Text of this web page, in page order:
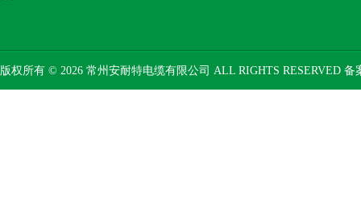
版权所有 © 2026 常州安耐特电缆有限公司 ALL RIGHTS RESERVED 备